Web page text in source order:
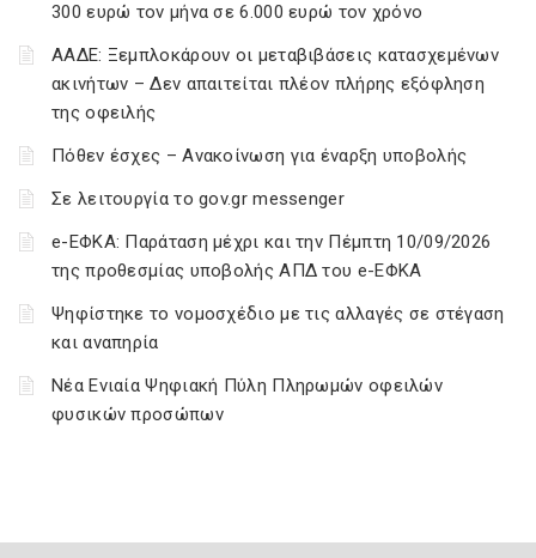
300 ευρώ τον μήνα σε 6.000 ευρώ τον χρόνο
ΑΑΔΕ: Ξεμπλοκάρουν οι μεταβιβάσεις κατασχεμένων
ακινήτων – Δεν απαιτείται πλέον πλήρης εξόφληση
της οφειλής
Πόθεν έσχες – Ανακοίνωση για έναρξη υποβολής
Σε λειτουργία το gov.gr messenger
e-ΕΦΚΑ: Παράταση μέχρι και την Πέμπτη 10/09/2026
της προθεσμίας υποβολής ΑΠΔ του e-ΕΦΚΑ
Ψηφίστηκε το νομοσχέδιο με τις αλλαγές σε στέγαση
και αναπηρία
Νέα Ενιαία Ψηφιακή Πύλη Πληρωμών οφειλών
φυσικών προσώπων